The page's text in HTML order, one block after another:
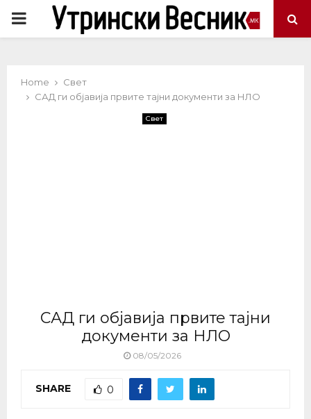
PRIMARY
Home
Свет
САД ги објавија првите тајни документи за НЛО
Свет
САД ги објавија првите тајни
документи за НЛО
08/05/2026
SHARE 0